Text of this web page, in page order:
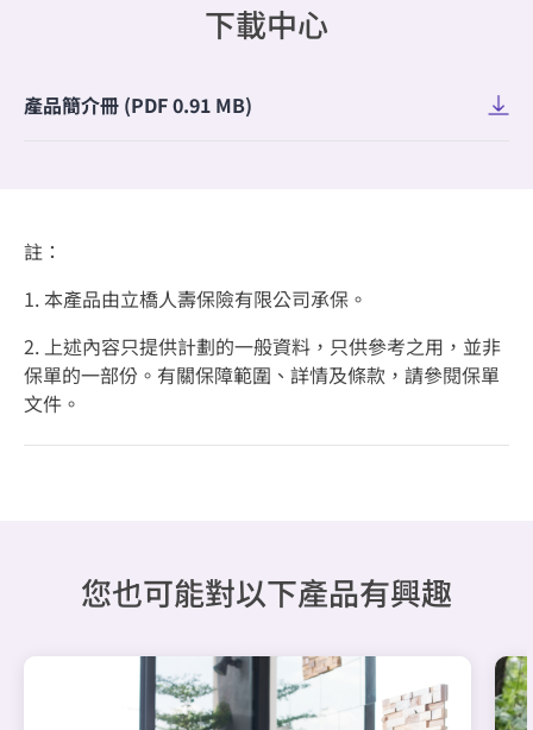
下載中心
產品簡介冊 (PDF 0.91 MB)
註：
1. 本產品由立橋人壽保險有限公司承保。
2. 上述內容只提供計劃的一般資料，只供參考之用，並非
保單的一部份。有關保障範圍、詳情及條款，請參閱保單
文件。
您也可能對以下產品有興趣